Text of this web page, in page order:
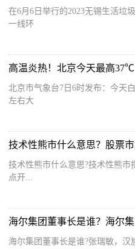
在6月6日举行的2023无锡生活垃
一线环
高温炎热！北京今天最高
北京市气象台7日6时发布：今天
左右大
技术性熊市什么意思？股票
技术性熊市什么意思?技术性熊
点开...
海尔集团董事长是谁？海尔
海尔集团董事长是谁?张瑞敏，汉